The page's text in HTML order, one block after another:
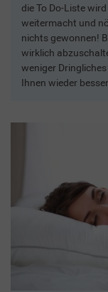
die To Do-Liste
weitermacht und
nichts gewonnen!
wirklich
weniger
Ihnen wieder